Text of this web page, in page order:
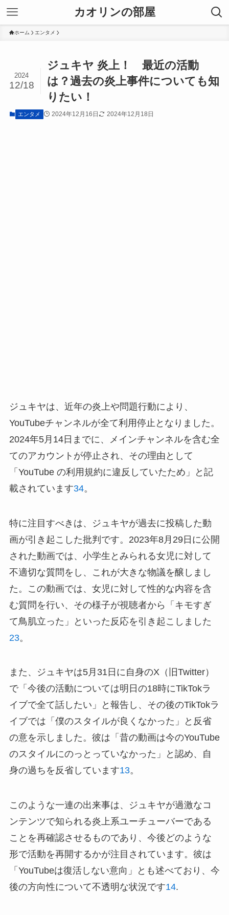
カオリンの部屋
ホーム エンタメ
ジュキヤ 炎上！ 最近の活動
は？過去の炎上事件についても知
りたい！
2024
12/18
エンタメ 2024年12月16日 2024年12月18日
ジュキヤは、近年の炎上や問題行動により、
YouTubeチャンネルが全て利用停止となりました。
2024年5月14日までに、メインチャンネルを含む全
てのアカウントが停止され、その理由として
「YouTube の利用規約に違反していたため」と記
載されています34。
特に注目すべきは、ジュキヤが過去に投稿した動
画が引き起こした批判です。2023年8月29日に公開
された動画では、小学生とみられる女児に対して
不適切な質問をし、これが大きな物議を醸しまし
た。この動画では、女児に対して性的な内容を含
む質問を行い、その様子が視聴者から「キモすぎ
て鳥肌立った」といった反応を引き起こしました
23。
また、ジュキヤは5月31日に自身のX（旧Twitter）
で「今後の活動については明日の18時にTikTokラ
イブで全て話したい」と報告し、その後のTikTokラ
イブでは「僕のスタイルが良くなかった」と反省
の意を示しました。彼は「昔の動画は今のYouTube
のスタイルにのっとっていなかった」と認め、自
身の過ちを反省しています13。
このような一連の出来事は、ジュキヤが過激なコ
ンテンツで知られる炎上系ユーチューバーである
ことを再確認させるものであり、今後どのような
形で活動を再開するかが注目されています。彼は
「YouTubeは復活しない意向」とも述べており、今
後の方向性について不透明な状況です14.